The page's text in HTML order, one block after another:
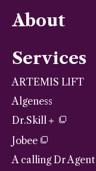
About
Services
ARTEMIS LIFT
Algeness
Dr.Skill＋
Jobee
A calling Dr Agent